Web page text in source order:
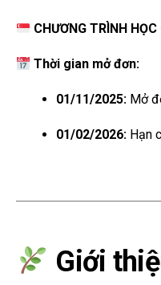
CHƯƠNG TRÌNH
Thời gian mở đơn:
01/11/2025: Mở
01/02/2026: Hạn
Giới